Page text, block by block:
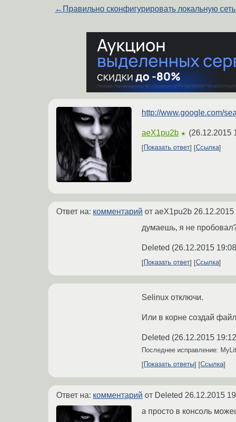
← Правильно сконфигурировать локальную сеть
http://www.google.com/
aeX1pu2b ★ (26.12.2015
Показать ответ Ссылка
Ответ на: комментарий от aeX1pu2b
думаешь, я не
Deleted (26.12.2015
Показать ответ Ссылка
Selinux отключи.
Или в корне создай
Deleted (26.12.2015
Последнее исправление:
Показать ответы
Ссылка
Ответ на: комментарий от Deleted 26.12.2015
а просто в консоль